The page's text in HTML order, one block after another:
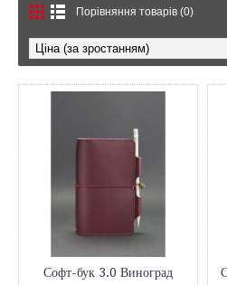
Порівняння товарів (0)
Софт-бук 3.0 Виноград